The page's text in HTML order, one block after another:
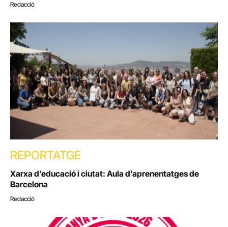
Redacció
REPORTATGE
Xarxa d’educació i ciutat: Aula d’aprenentatges de
Barcelona
Redacció